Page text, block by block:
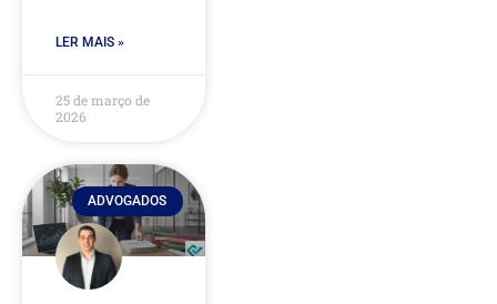
LER MAIS »
25 de março de
2026
ADVOGADOS